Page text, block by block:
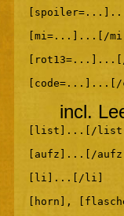
[mi=...]...[/
[code=...]...[/
incl.
[list]...[/
[aufz]...[/
[li]...[/li]
[horn],